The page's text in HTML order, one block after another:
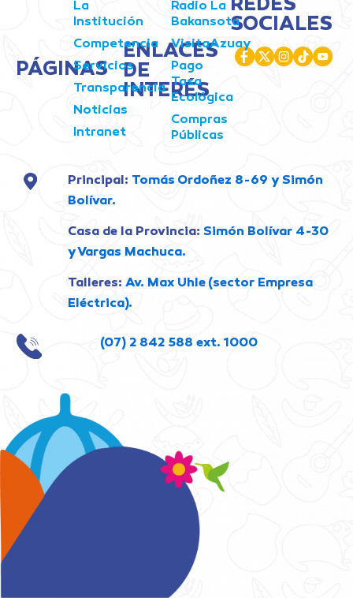
PÁGINAS
La
Institución
Competencia
Servicios
Transparencia
Noticias
Intranet
ENLACES
DE
INTERÉS
Radio La
Bakansota
VisitaAzuay
Pago
Tasa
Ecológica
Compras
Públicas
REDES
SOCIALES
Principal: Tomás Ordoñez 8-69 y Simón
Bolívar.
Casa de la Provincia: Simón Bolívar 4-30
y Vargas Machuca.
Talleres: Av. Max Uhle (sector Empresa
Eléctrica).
(07) 2 842 588 ext. 1000